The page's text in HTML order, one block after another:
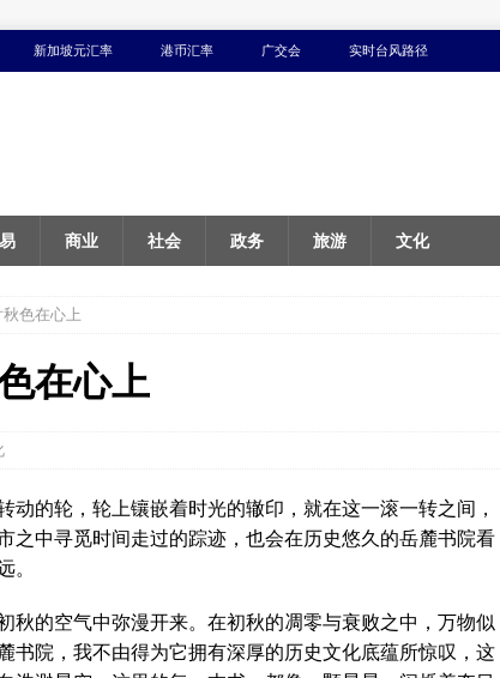
新加坡元汇率 港币汇率 广交会 实时台风路径
商业 社会 政务 旅游 文化
色在心上
在心上
动的轮，轮上镶嵌着时光的辙印，就在这一滚一转之间，
之中寻觅时间走过的踪迹，也会在历史悠久的岳麓书院看
。
秋的空气中弥漫开来。在初秋的凋零与衰败之中，万物似
书院，我不由得为它拥有深厚的历史文化底蕴所惊叹，这